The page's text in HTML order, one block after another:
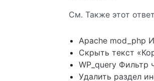
См. Также этот
Apache mod_php
Скрыть текст
WP_query Фильтр
Удалить раздел